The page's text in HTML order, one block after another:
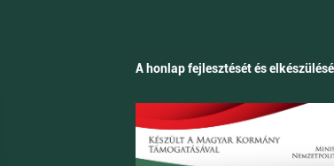
A honlap fejlesztését és